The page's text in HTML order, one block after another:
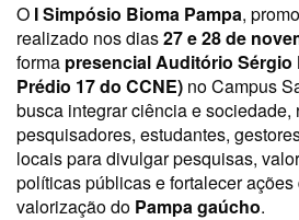
O I Simpósio Bioma Pampa,
realizado nos dias27 e 28 de
forma presencial Auditório Sérgio
Prédio 17 do CCNE) no Campus
busca integrar ciência e sociedade,
pesquisadores, estudantes,
locais para divulgar pesquisas,
políticas públicas e fortalecer
valorização do Pampa gaúcho.